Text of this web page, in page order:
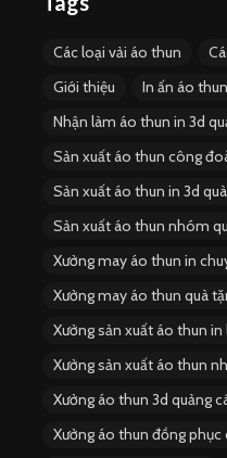
Các loại vải áo thun
Giới thiệu
In ấn áo
Nhận làm áo thun in 3d
Sản xuất áo thun công
Sản xuất áo thun in 3d
Sản xuất áo thun nhóm
Xưởng may áo thun in
Xưởng may áo thun quà
Xưởng sản xuất áo thun
Xưởng sản xuất áo thun
Xưởng áo thun 3d quảng
Xưởng áo thun đồng